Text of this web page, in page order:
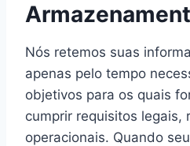
Nós retemos suas
apenas pelo tempo
objetivos para os quais
cumprir requisitos legais,
operacionais. Quando